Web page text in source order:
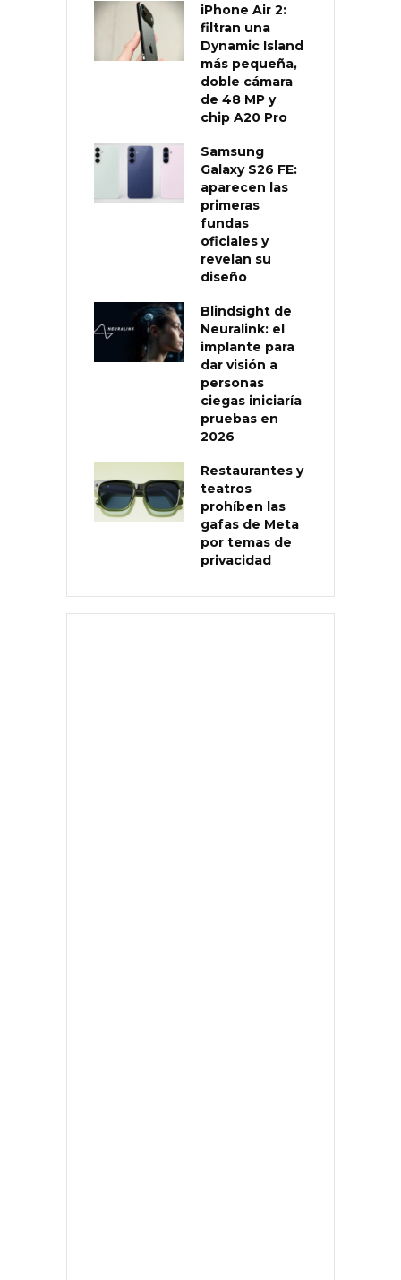
iPhone Air 2:
filtran una
Dynamic Island
más pequeña,
doble cámara
de 48 MP y
chip A20 Pro
Samsung
Galaxy S26 FE:
aparecen las
primeras
fundas
oficiales y
revelan su
diseño
Blindsight de
Neuralink: el
implante para
dar visión a
personas
ciegas iniciaría
pruebas en
2026
Restaurantes y
teatros
prohíben las
gafas de Meta
por temas de
privacidad